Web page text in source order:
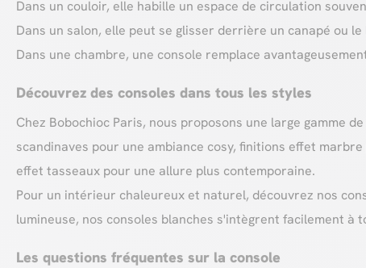
Dans un couloir, elle habille un espace de circulation
Dans un salon, elle peut se glisser derrière un canapé ou
Dans une chambre, une console remplace
Découvrez des consoles dans tous les styles
Chez Bobochioc Paris, nous proposons une large gamme
scandinaves pour une ambiance cosy, finitions effet
effet tasseaux pour une allure plus contemporaine.
Pour un intérieur chaleureux et naturel, découvrez nos
lumineuse, nos consoles blanches s'intègrent facilement
Les questions fréquentes sur la console